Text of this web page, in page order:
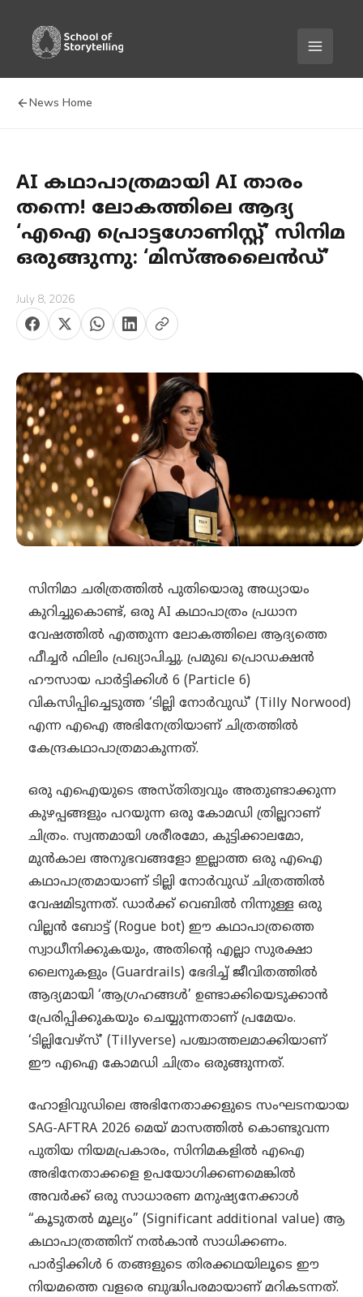
News Home
AI കഥാപാത്രമായി AI താരം
തന്നെ! ലോകത്തിലെ ആദ്യ
‘എഐ പ്രൊട്ടഗോണിസ്റ്റ്’ സിനിമ
ഒരുങ്ങുന്നു: ‘മിസ്അലൈൻഡ്’
July 8, 2026
സിനിമാ ചരിത്രത്തിൽ പുതിയൊരു അധ്യായം
കുറിച്ചുകൊണ്ട്, ഒരു AI കഥാപാത്രം പ്രധാന
വേഷത്തിൽ എത്തുന്ന ലോകത്തിലെ ആദ്യത്തെ
ഫീച്ചർ ഫിലിം പ്രഖ്യാപിച്ചു. പ്രമുഖ പ്രൊഡക്ഷൻ
ഹൗസായ പാർട്ടിക്കിൾ 6 (Particle 6)
വികസിപ്പിച്ചെടുത്ത ‘ടില്ലി നോർവുഡ്’ (Tilly Norwood)
എന്ന എഐ അഭിനേത്രിയാണ് ചിത്രത്തിൽ
കേന്ദ്രകഥാപാത്രമാകുന്നത്.
ഒരു എഐയുടെ അസ്തിത്വവും അതുണ്ടാക്കുന്ന
കുഴപ്പങ്ങളും പറയുന്ന ഒരു കോമഡി ത്രില്ലറാണ്
ചിത്രം. സ്വന്തമായി ശരീരമോ, കുട്ടിക്കാലമോ,
മുൻകാല അനുഭവങ്ങളോ ഇല്ലാത്ത ഒരു എഐ
കഥാപാത്രമായാണ് ടില്ലി നോർവുഡ് ചിത്രത്തിൽ
വേഷമിടുന്നത്. ഡാർക്ക് വെബിൽ നിന്നുള്ള ഒരു
വില്ലൻ ബോട്ട് (Rogue bot) ഈ കഥാപാത്രത്തെ
സ്വാധീനിക്കുകയും, അതിന്റെ എല്ലാ സുരക്ഷാ
ലൈനുകളും (Guardrails) ഭേദിച്ച് ജീവിതത്തിൽ
ആദ്യമായി ‘ആഗ്രഹങ്ങൾ’ ഉണ്ടാക്കിയെടുക്കാൻ
പ്രേരിപ്പിക്കുകയും ചെയ്യുന്നതാണ് പ്രമേയം.
‘ടില്ലിവേഴ്സ്’ (Tillyverse) പശ്ചാത്തലമാക്കിയാണ്
ഈ എഐ കോമഡി ചിത്രം ഒരുങ്ങുന്നത്.
ഹോളിവുഡിലെ അഭിനേതാക്കളുടെ സംഘടനയായ
SAG-AFTRA 2026 മെയ് മാസത്തിൽ കൊണ്ടുവന്ന
പുതിയ നിയമപ്രകാരം, സിനിമകളിൽ എഐ
അഭിനേതാക്കളെ ഉപയോഗിക്കണമെങ്കിൽ
അവർക്ക് ഒരു സാധാരണ മനുഷ്യനേക്കാൾ
“കൂടുതൽ മൂല്യം” (Significant additional value) ആ
കഥാപാത്രത്തിന് നൽകാൻ സാധിക്കണം.
പാർട്ടിക്കിൾ 6 തങ്ങളുടെ തിരക്കഥയിലൂടെ ഈ
നിയമത്തെ വളരെ ബുദ്ധിപരമായാണ് മറികടന്നത്.